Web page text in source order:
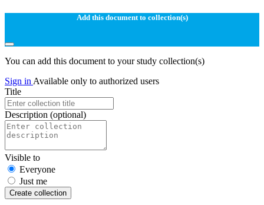
Add this document to collection(s)
You can add this document to your study collection(s)
Sign in Available only to authorized users
Title
Description (optional)
Visible to
Everyone
Just me
Create collection